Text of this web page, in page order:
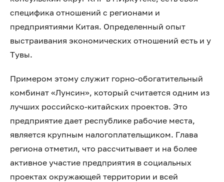
специфика отношений с регионами и
предприятиями Китая. Определенный опыт
выстраивания экономических отношений есть и у
Тувы.
Примером этому служит горно-обогатительный
комбинат «Лунсин», который считается одним из
лучших российско-китайских проектов. Это
предприятие дает республике рабочие места,
является крупным налогоплательщиком. Глава
региона отметил, что рассчитывает и на более
активное участие предприятия в социальных
проектах окружающей территории и всей